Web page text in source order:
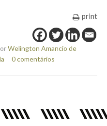
print
Welington Amancio de
0 comentários